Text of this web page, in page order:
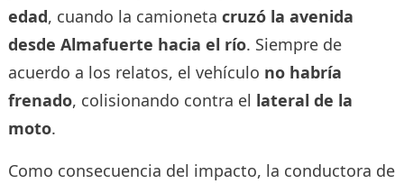
edad, cuando la camioneta cruzó la avenida
desde Almafuerte hacia el río. Siempre de
acuerdo a los relatos, el vehículo no habría
frenado, colisionando contra el lateral de la
moto.
Como consecuencia del impacto, la conductora de